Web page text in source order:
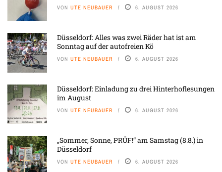
VON UTE NEUBAUER 6. AUGUST 2026
Düsseldorf: Alles was zwei Räder hat ist am
Sonntag auf der autofreien Kö
VON UTE NEUBAUER 6. AUGUST 2026
Düsseldorf: Einladung zu drei Hinterhoflesungen
im August
VON UTE NEUBAUER 6. AUGUST 2026
„Sommer, Sonne, PRÜF!“ am Samstag (8.8.) in
Düsseldorf
VON UTE NEUBAUER 6. AUGUST 2026